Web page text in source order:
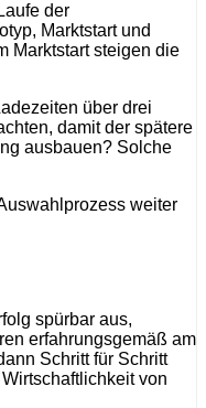
der
Marktstart und
Marktstart steigen die
über drei
damit der spätere
ausbauen? Solche
weiter
spürbar aus,
erfahrungsgemäß am
Schritt für Schritt
von